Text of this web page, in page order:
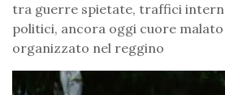
tra guerre spietate, traffici
politici, ancora oggi cuore
organizzato nel reggino